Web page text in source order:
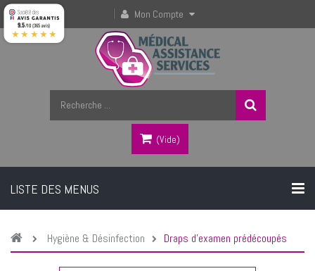
Mon Compte
(vide)
LISTE DES MENUS
Hygiène & Désinfection Draps d’examen prédécoupés
9.5/10 (365 avis)
★★★★★